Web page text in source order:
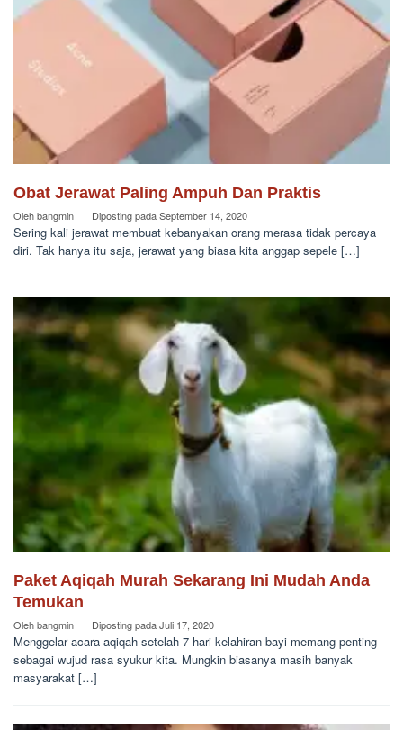
Obat Jerawat Paling Ampuh Dan Praktis
Olehbangmin Diposting padaSeptember 14, 2020
Sering kali jerawat membuat kebanyakan orang merasa tidak percaya
diri. Tak hanya itu saja, jerawat yang biasa kita anggap sepele […]
Paket Aqiqah Murah Sekarang Ini Mudah Anda
Temukan
Olehbangmin Diposting padaJuli 17, 2020
Menggelar acara aqiqah setelah 7 hari kelahiran bayi memang penting
sebagai wujud rasa syukur kita. Mungkin biasanya masih banyak
masyarakat […]